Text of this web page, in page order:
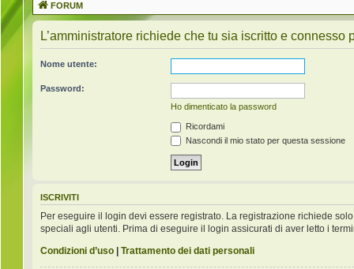
FORUM
L’amministratore richiede che tu sia iscritto e connesso
Nome utente:
Password:
Ho dimenticato la password
Ricordami
Nascondi il mio stato per questa sessione
ISCRIVITI
Per eseguire il login devi essere registrato. La registrazione richiede
speciali agli utenti. Prima di eseguire il login assicurati di aver letto i
Condizioni d’uso | Trattamento dei dati personali